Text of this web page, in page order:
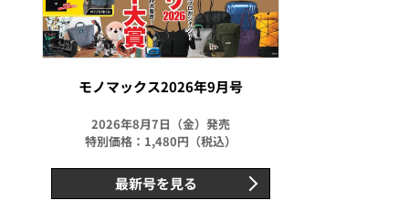
モノマックス2026年9月号
2026年8月7日（金）発売
特別価格：1,480円（税込）
最新号を見る